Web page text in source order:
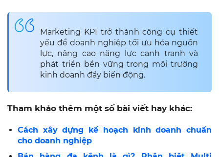
Marketing KPI trở thành công cụ thiết
yếu để doanh nghiệp tối ưu hóa nguồn
lực, nâng cao năng lực cạnh tranh và
phát triển bền vững trong môi trường
kinh doanh đầy biến động.
Tham khảo thêm một số bài viết hay khác:
Cách xây dựng kế hoạch kinh doanh chuẩn
cho doanh nghiệp